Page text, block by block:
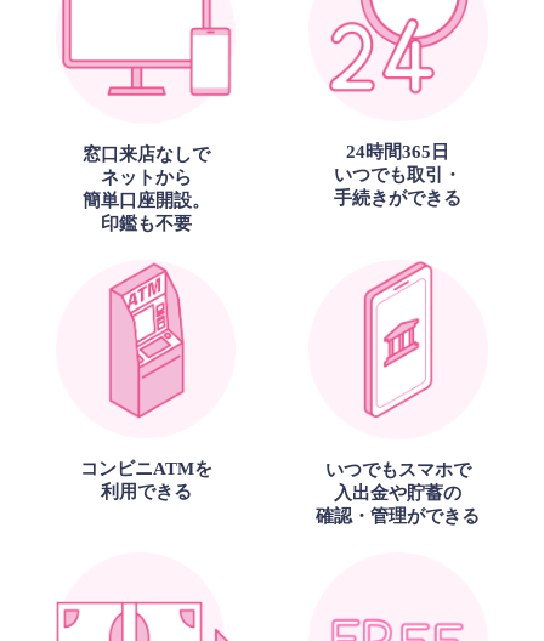
窓口来店なしで
ネットから
簡単口座開設。
印鑑も不要
24時間365日
いつでも取引・
手続きができる
コンビニATMを
利用できる
いつでもスマホで
入出金や貯蓄の
確認・管理ができる